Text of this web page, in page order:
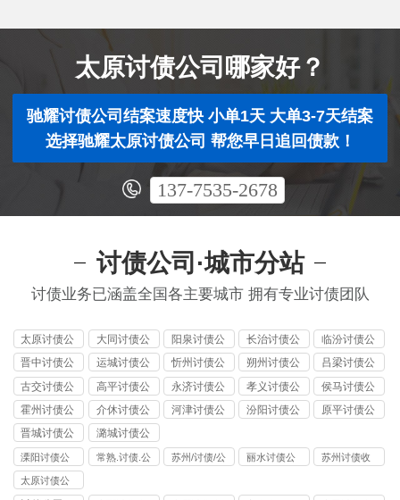
太原讨债公司哪家好？
驰耀讨债公司结案速度快 小单1天 大单3-7天结案
选择驰耀太原讨债公司 帮您早日追回债款！
137-7535-2678
讨债公司·城市分站
讨债业务已涵盖全国各主要城市 拥有专业讨债团队
太原讨债公
司
大同讨债公
司
阳泉讨债公
司
长治讨债公
司
临汾讨债公
司
晋中讨债公
司
运城讨债公
司
忻州讨债公
司
朔州讨债公
司
吕梁讨债公
司
古交讨债公
司
高平讨债公
司
永济讨债公
司
孝义讨债公
司
侯马讨债公
司
霍州讨债公
司
介休讨债公
司
河津讨债公
汾阳讨债公
原平讨债公
晋城讨债公
司
潞城讨债公
司
溧阳讨债公
司
常熟.讨债.公
苏州/讨债/公
丽水讨债公
苏州讨债收
太原讨债公